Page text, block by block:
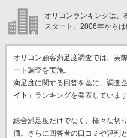
オリコンランキングは、
スタート。2006年からは
オリコン顧客満足度調査では、実
ート調査を実施。
満足度に関する回答を基に、調査
イト 」ランキングを発表しています
総合満足度だけでなく、様々な切
価。さらに回答者の口コミや評判